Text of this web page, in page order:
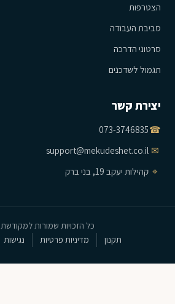
הצטרפות
סביבת העבודה
סרטוני הדרכה
תגמול לשדכנים
יצירת קשר
☎
073-3746835
✉
support@mekudeshet.co.il
⌖ קהילות יעקב 19, בני ברק
כל הזכויות שמורות למקודשת 2026
תקנון
מדיניות פרטיות נגישות